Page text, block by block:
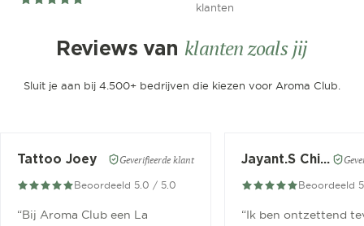
klanten
Reviews van klanten zoals jij
Sluit je aan bij 4.500+ bedrijven die kiezen voor Aroma Club.
Tattoo Joey Geverifieerde klant
Beoordeeld 5.0 / 5.0
“Bij Aroma Club een La
Jayant.S Chitaroe
Beoordeeld
“Ik ben ontzettend